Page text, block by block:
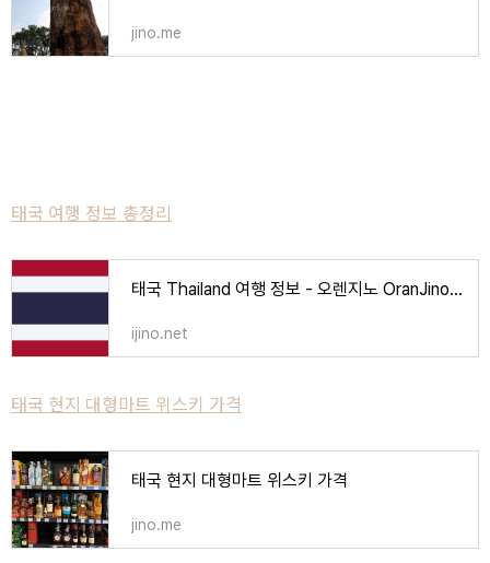
jino.me
태국 여행 정보 총정리
태국 Thailand 여행 정보 - 오렌지노 OranJino | 음악, 책, 강의
ijino.net
태국 현지 대형마트 위스키 가격
태국 현지 대형마트 위스키 가격
jino.me